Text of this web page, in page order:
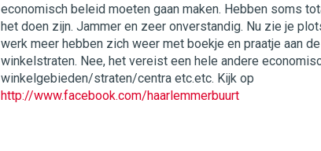
economisch beleid moeten gaan maken. Hebben soms
het doen zijn. Jammer en zeer onverstandig. Nu zie je
werk meer hebben zich weer met boekje en praatje aan
winkelstraten. Nee, het vereist een hele andere
winkelgebieden/straten/centra etc.etc. Kijk op
http://www.facebook.com/haarlemmerbuurt